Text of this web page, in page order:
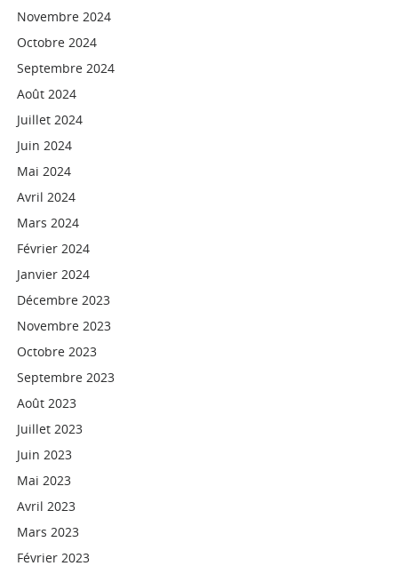
Novembre 2024
Octobre 2024
Septembre 2024
Août 2024
Juillet 2024
Juin 2024
Mai 2024
Avril 2024
Mars 2024
Février 2024
Janvier 2024
Décembre 2023
Novembre 2023
Octobre 2023
Septembre 2023
Août 2023
Juillet 2023
Juin 2023
Mai 2023
Avril 2023
Mars 2023
Février 2023